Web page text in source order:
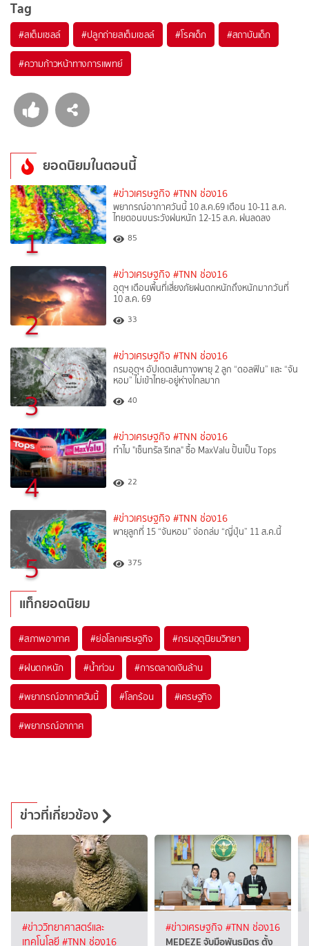
Tag
#สเต็มเซลล์ #ปลูกถ่ายสเต็มเซลล์ #โรคเด็ก #สถาบันเด็ก
#ความก้าวหน้าทางการแพทย์
ยอดนิยมในตอนนี้
1
#ข่าวเศรษฐกิจ #TNN ช่อง16
พยากรณ์อากาศวันนี้ 10 ส.ค.69 เตือน 10-11 ส.ค.
ไทยตอนบนระวังฝนหนัก 12-15 ส.ค. ฝนลดลง
85
2
#ข่าวเศรษฐกิจ #TNN ช่อง16
อุตุฯ เตือนพื้นที่เสี่ยงภัยฝนตกหนักถึงหนักมากวันที่
10 ส.ค. 69
33
3
#ข่าวเศรษฐกิจ #TNN ช่อง16
กรมอุตุฯ อัปเดตเส้นทางพายุ 2 ลูก “ดอลฟิน” และ “จัน
หอม” ไม่เข้าไทย-อยู่ห่างไกลมาก
40
4
#ข่าวเศรษฐกิจ #TNN ช่อง16
ทำไม "เซ็นทรัล รีเทล" ซื้อ MaxValu ปั้นเป็น Tops
22
5
#ข่าวเศรษฐกิจ #TNN ช่อง16
พายุลูกที่ 15 “จันหอม” จ่อถล่ม “ญี่ปุ่น” 11 ส.ค.นี้
375
แท็กยอดนิยม
#สภาพอากาศ #ย่อโลกเศรษฐกิจ #กรมอุตุนิยมวิทยา
#ฝนตกหนัก #น้ำท่วม #การตลาดเงินล้าน
#พยากรณ์อากาศวันนี้ #โลกร้อน #เศรษฐกิจ
#พยากรณ์อากาศ
ข่าวที่เกี่ยวข้อง
#ข่าววิทยาศาสตร์และ
เทคโนโลยี#TNN ช่อง16
#ข่าวเศรษฐกิจ #TNN ช่อง16
MEDEZE จับมือพันธมิตร ตั้ง